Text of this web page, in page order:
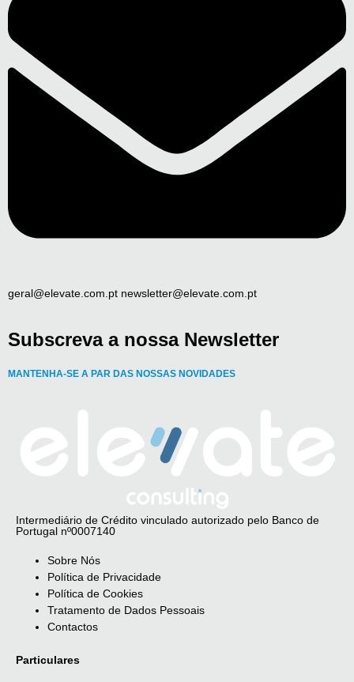
geral@elevate.com.pt newsletter@elevate.com.pt
Subscreva a nossa Newsletter
MANTENHA-SE A PAR DAS NOSSAS NOVIDADES
Intermediário de Crédito vinculado autorizado pelo Banco de
Portugal nº0007140
Sobre Nós
Política de Privacidade
Política de Cookies
Tratamento de Dados Pessoais
Contactos
Particulares